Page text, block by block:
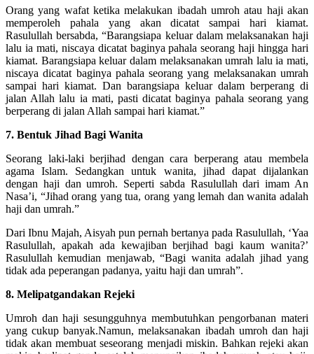
Orang yang wafat ketika melakukan ibadah umroh atau haji akan
memperoleh pahala yang akan dicatat sampai hari kiamat.
Rasulullah bersabda, “Barangsiapa keluar dalam melaksanakan haji
lalu ia mati, niscaya dicatat baginya pahala seorang haji hingga hari
kiamat. Barangsiapa keluar dalam melaksanakan umrah lalu ia mati,
niscaya dicatat baginya pahala seorang yang melaksanakan umrah
sampai hari kiamat. Dan barangsiapa keluar dalam berperang di
jalan Allah lalu ia mati, pasti dicatat baginya pahala seorang yang
berperang di jalan Allah sampai hari kiamat.”
7. Bentuk Jihad Bagi Wanita
Seorang laki-laki berjihad dengan cara berperang atau membela
agama Islam. Sedangkan untuk wanita, jihad dapat dijalankan
dengan haji dan umroh. Seperti sabda Rasulullah dari imam An
Nasa’i, “Jihad orang yang tua, orang yang lemah dan wanita adalah
haji dan umrah.”
Dari Ibnu Majah, Aisyah pun pernah bertanya pada Rasulullah, ‘Yaa
Rasulullah, apakah ada kewajiban berjihad bagi kaum wanita?’
Rasulullah kemudian menjawab, “Bagi wanita adalah jihad yang
tidak ada peperangan padanya, yaitu haji dan umrah”.
8. Melipatgandakan Rejeki
Umroh dan haji sesungguhnya membutuhkan pengorbanan materi
yang cukup banyak.Namun, melaksanakan ibadah umroh dan haji
tidak akan membuat seseorang menjadi miskin. Bahkan rejeki akan